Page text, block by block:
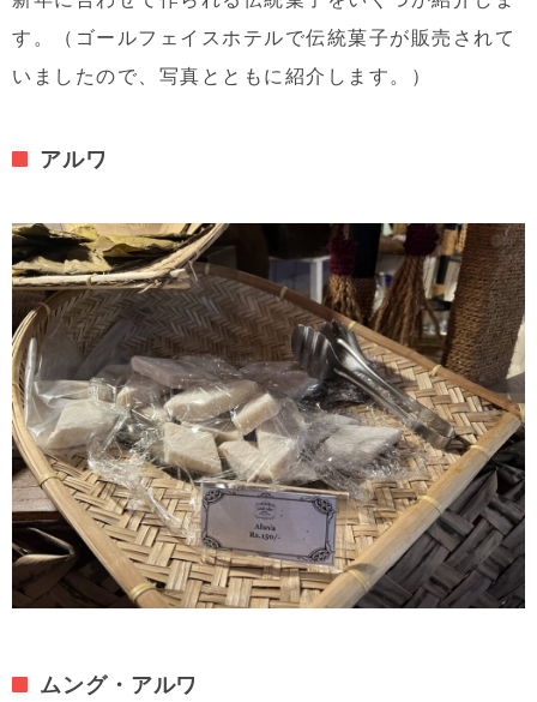
す。（ゴールフェイスホテルで伝統菓子が販売されて
いましたので、写真とともに紹介します。）
アルワ
ムング・アルワ